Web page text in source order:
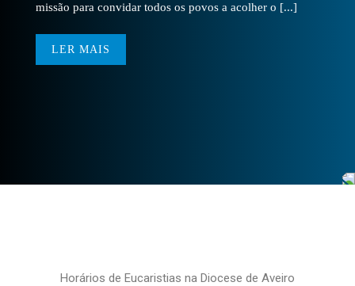
missão para convidar todos os povos a acolher o [...]
LER MAIS
Horários de Eucaristias na Diocese de Aveiro